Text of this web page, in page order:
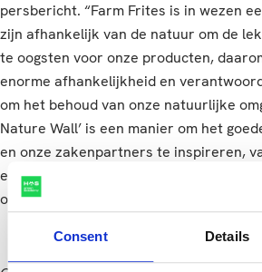
Consent Details
persbericht. “Farm Frites is in wezen
zijn afhankelijk van de natuur om de
te oogsten voor onze producten,
enorme afhankelijkheid en
om het behoud van onze natuurlijke
Nature Wall’ is een manier om het
en onze zakenpartners te inspireren,
en van ‘farm to fork’. Samen maken
om onze natuurlijke omgeving te